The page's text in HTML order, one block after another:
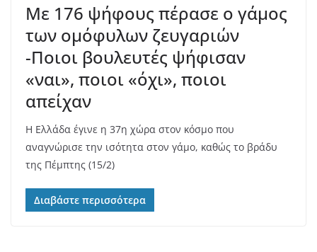
Με 176 ψήφους πέρασε ο γάμος
των ομόφυλων ζευγαριών
-Ποιοι βουλευτές ψήφισαν
«ναι», ποιοι «όχι», ποιοι
απείχαν
H Eλλάδα έγινε η 37η χώρα στον κόσμο που
αναγνώρισε την ισότητα στον γάμο, καθώς το βράδυ
της Πέμπτης (15/2)
Διαβάστε περισσότερα